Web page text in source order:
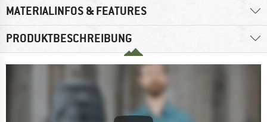
MATERIALINFOS & FEATURES
PRODUKTBESCHREIBUNG